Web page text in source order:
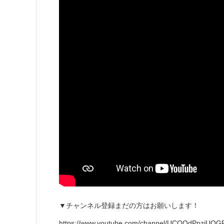
▼チャンネル登録まだの方はお願いします！